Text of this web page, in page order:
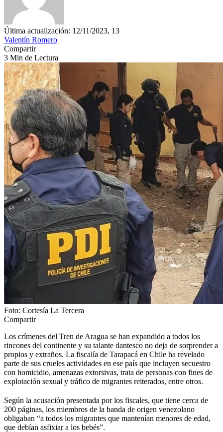
Última actualización: 12/11/2023, 13
Valentín Romero
Compartir
3 Min de Lectura
Foto: Cortesía La Tercera
Compartir
Los crímenes del Tren de Aragua se han expandido a todos los
rincones del continente y su talante dantesco no deja de sorprender a
propios y extraños. La fiscalía de Tarapacá en Chile ha revelado
parte de sus crueles actividades en ese país que incluyen secuestro
con homicidio, amenazas extorsivas, trata de personas con fines de
explotación sexual y tráfico de migrantes reiterados, entre otros.
Según la acusación presentada por los fiscales, que tiene cerca de
200 páginas, los miembros de la banda de origen venezolano
obligaban “a todos los migrantes que mantenían menores de edad,
que debían asfixiar a los bebés”.